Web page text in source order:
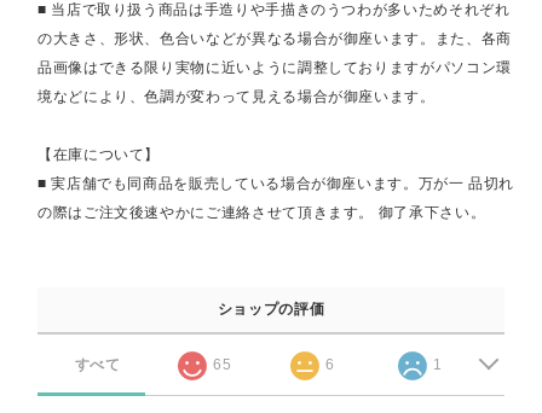
■ 当店で取り扱う商品は手造りや手描きのうつわが多いためそれぞれ
の大きさ、形状、色合いなどが異なる場合が御座います。また、各商
品画像はできる限り実物に近いように調整しておりますがパソコン環
境などにより、色調が変わって見える場合が御座います。
【在庫について】
■ 実店舗でも同商品を販売している場合が御座います。万が一 品切れ
の際はご注文後速やかにご連絡させて頂きます。 御了承下さい。
ショップの評価
すべて 65 6 1